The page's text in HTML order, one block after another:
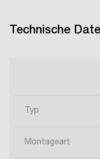
Technische
Typ
Montageart